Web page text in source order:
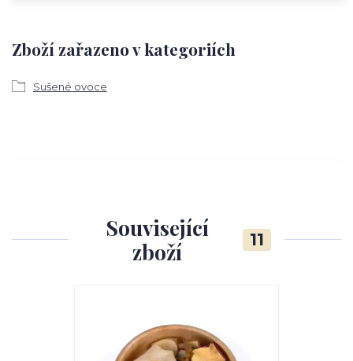
Zboží zařazeno v kategoriích
Sušené ovoce
Související
zboží
11